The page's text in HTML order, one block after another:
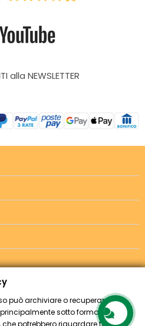
alla NEWSLETTER
può archiviare o recuperare
sotto forma di
potrebbero riguardare te, le tue